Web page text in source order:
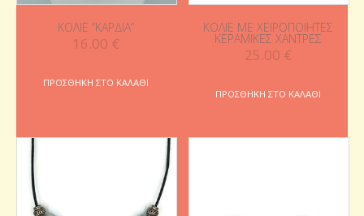
ΚΟΛΙΈ “ΚΑΡΔΙΆ”
16.00 €
ΠΡΟΣΘΉΚΗ ΣΤΟ ΚΑΛΆΘΙ
ΚΟΛΙΈ ΜΕ ΧΕΙΡΟΠΟΊΗΤΕΣ
ΚΕΡΑΜΙΚΈΣ ΧΆΝΤΡΕΣ
25.00 €
ΠΡΟΣΘΉΚΗ ΣΤΟ ΚΑΛΆΘΙ